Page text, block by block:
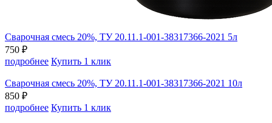
Сварочная смесь 20%, ТУ 20.11.1-001-38317366-2021 5л
750 ₽
подробнее Купить 1 клик
Сварочная смесь 20%, ТУ 20.11.1-001-38317366-2021 10л
850 ₽
подробнее Купить 1 клик